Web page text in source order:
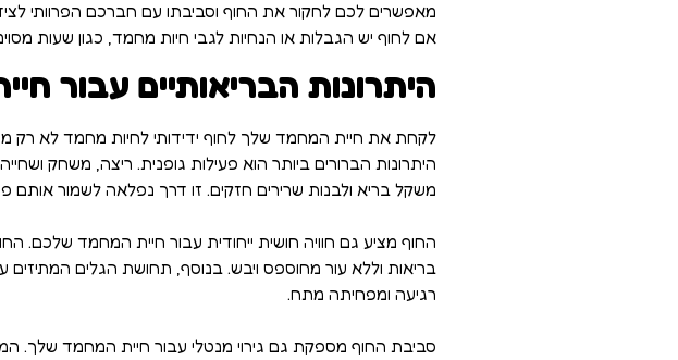
מאפשרים לכם לחקור את החוף וסביבתו עם חברכם הפרוותי
אם לחוף יש הגבלות או הנחיות לגבי חיות מחמד, כגון שעות
היתרונות הבריאותיים עבור
לקחת את חיית המחמד שלך לחוף ידידותי לחיות מחמד לא רק
היתרונות הברורים ביותר הוא פעילות גופנית. ריצה, משחק
משקל בריא ולבנות שרירים חזקים. זו דרך נפלאה לשמור אותם
החוף מציע גם חוויה חושית ייחודית עבור חיית המחמד שלכם.
בריאות וללא עור מחוספס ויבש. בנוסף, תחושת הגלים
רגיעה ומפחיתה מתח.
סביבת החוף מספקת גם גירוי מנטלי עבור חיית המחמד שלך.